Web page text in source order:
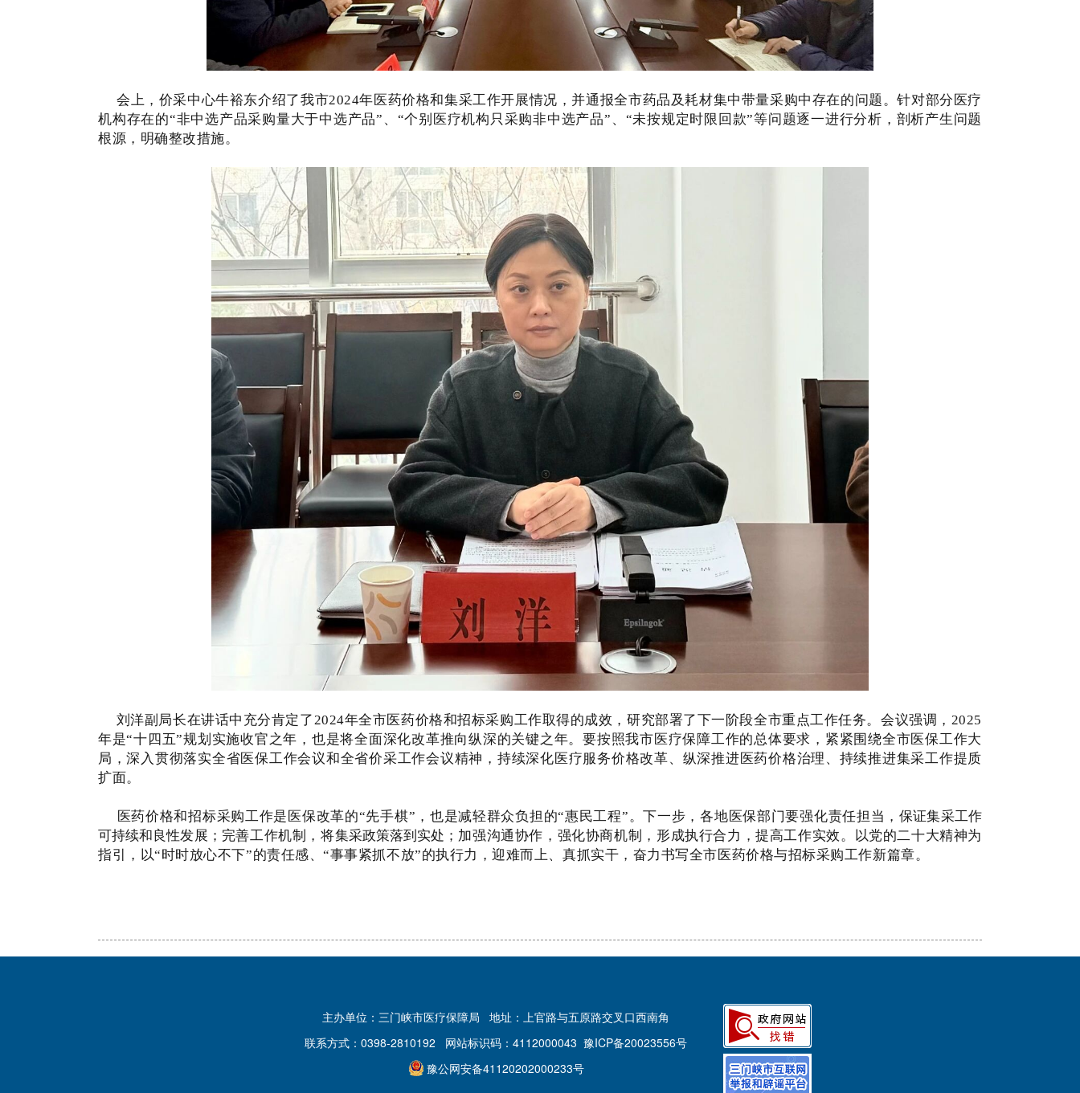
会上，价采中心牛裕东介绍了我市2024年医药价格和集采工作开展情况，并通报全市药品及耗材集中带量采购中存在的问题。针对部分医疗
机构存在的“非中选产品采购量大于中选产品”、“个别医疗机构只采购非中选产品”、“未按规定时限回款”等问题逐一进行分析，剖析产生问题
根源，明确整改措施。
刘洋副局长在讲话中充分肯定了2024年全市医药价格和招标采购工作取得的成效，研究部署了下一阶段全市重点工作任务。会议强调，2025
年是“十四五”规划实施收官之年，也是将全面深化改革推向纵深的关键之年。要按照我市医疗保障工作的总体要求，紧紧围绕全市医保工作大
局，深入贯彻落实全省医保工作会议和全省价采工作会议精神，持续深化医疗服务价格改革、纵深推进医药价格治理、持续推进集采工作提质
扩面。
医药价格和招标采购工作是医保改革的“先手棋”，也是减轻群众负担的“惠民工程”。下一步，各地医保部门要强化责任担当，保证集采工作
可持续和良性发展； 完善工作机制，将集采政策落到实处； 加强沟通协作，强化协商机制，形成执行合力，提高工作实效。 以党的二十大精神为
指引，以“时时放心不下”的责任感、“事事紧抓不放”的执行力，迎难而上、真抓实干，奋力书写全市医药价格与招标采购工作新篇章。
主办单位：三门峡市医疗保障局
地址：上官路与五原路交叉口西南角
联系方式：0398-2810192
网站标识码：4112000043 豫ICP备20023556号
豫公网安备41120202000233号